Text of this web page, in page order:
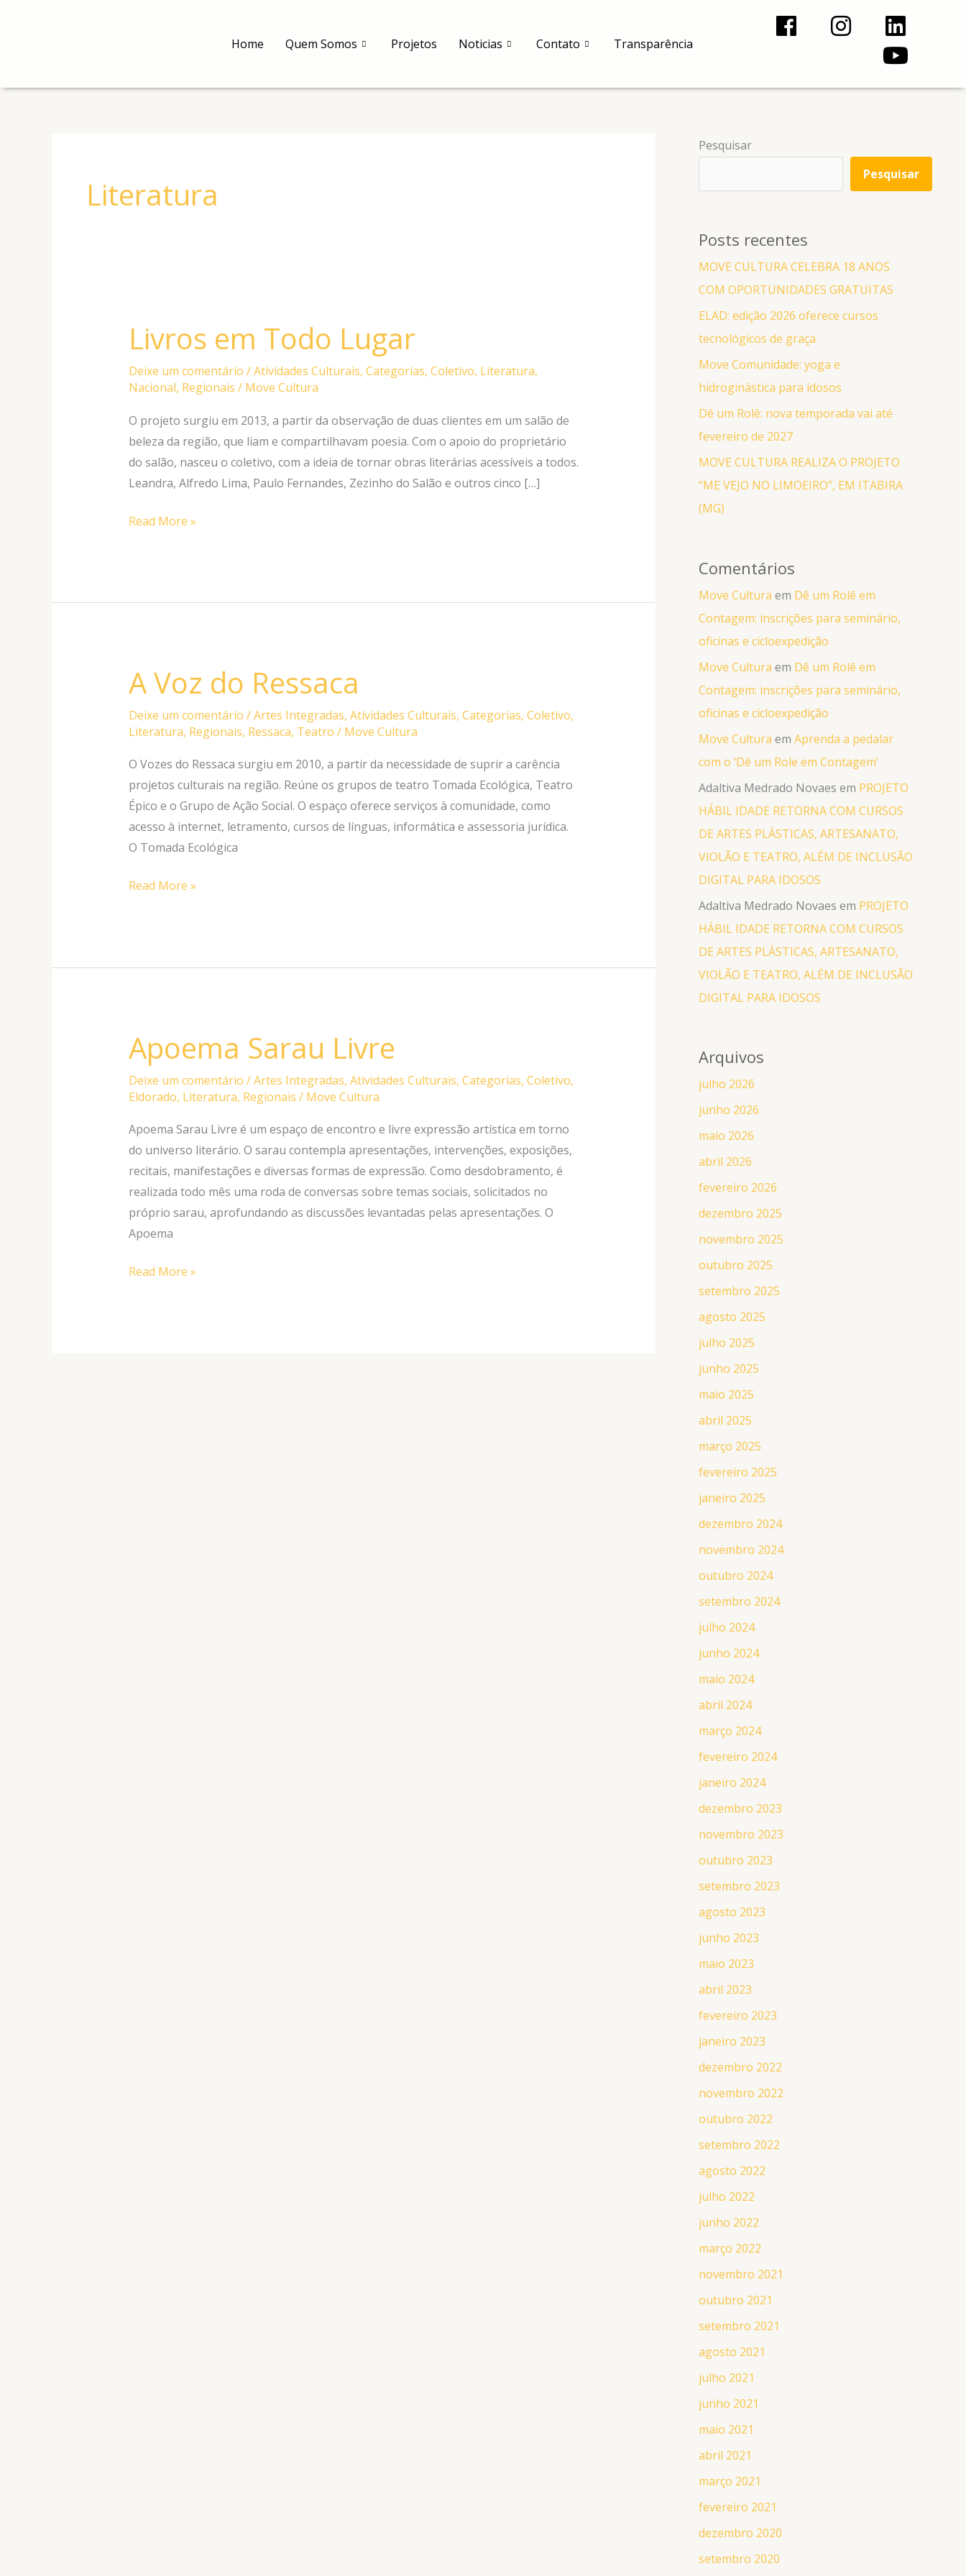
Home Quem Somos Projetos Noticias Contato Transparência
F
e
o
k
I
t
r
a
L
i
n
k
i
n
Y
o
u
t
e
Literatura
Livros em Todo Lugar
Deixe um comentário /Atividades Culturais, Categorias, Coletivo, Literatura,
Nacional, Regionais / Move Cultura
O projeto surgiu em 2013, a partir da observação de duas clientes em um salão de
beleza da região, que liam e compartilhavam poesia. Com o apoio do proprietário
do salão, nasceu o coletivo, com a ideia de tornar obras literárias acessíveis a todos.
Leandra, Alfredo Lima, Paulo Fernandes, Zezinho do Salão e outros cinco […]
Livros
em
Todo
Lugar
Read More »
A Voz do Ressaca
Deixe um comentário /Artes Integradas, Atividades Culturais, Categorias, Coletivo,
Literatura, Regionais, Ressaca, Teatro / Move Cultura
O Vozes do Ressaca surgiu em 2010, a partir da necessidade de suprir a carência
projetos culturais na região. Reúne os grupos de teatro Tomada Ecológica, Teatro
Épico e o Grupo de Ação Social. O espaço oferece serviços à comunidade, como
acesso à internet, letramento, cursos de línguas, informática e assessoria jurídica.
O Tomada Ecológica
A
Voz
do
Ressaca
Read More »
Apoema Sarau Livre
Deixe um comentário /Artes Integradas, Atividades Culturais, Categorias, Coletivo,
Eldorado, Literatura, Regionais / Move Cultura
Apoema Sarau Livre é um espaço de encontro e livre expressão artística em torno
do universo literário. O sarau contempla apresentações, intervenções, exposições,
recitais, manifestações e diversas formas de expressão. Como desdobramento, é
realizada todo mês uma roda de conversas sobre temas sociais, solicitados no
próprio sarau, aprofundando as discussões levantadas pelas apresentações. O
Apoema
Apoema
Sarau
Livre
Read More »
Pesquisar
Pesquisar
Posts recentes
MOVE CULTURA CELEBRA 18 ANOS
COM OPORTUNIDADES GRATUITAS
ELAD: edição 2026 oferece cursos
tecnológicos de graça
Move Comunidade: yoga e
hidroginástica para idosos
Dê um Rolê: nova temporada vai até
fevereiro de 2027
MOVE CULTURA REALIZA O PROJETO
“ME VEJO NO LIMOEIRO”, EM ITABIRA
(MG)
Comentários
Move Cultura em Dê um Rolê em
Contagem: inscrições para seminário,
oficinas e cicloexpedição
Move Cultura em Dê um Rolê em
Contagem: inscrições para seminário,
oficinas e cicloexpedição
Move Cultura em Aprenda a pedalar
com o ‘Dê um Role em Contagem’
Adaltiva Medrado Novaes em PROJETO
HÁBIL IDADE RETORNA COM CURSOS
DE ARTES PLÁSTICAS, ARTESANATO,
VIOLÃO E TEATRO, ALÉM DE INCLUSÃO
DIGITAL PARA IDOSOS
Adaltiva Medrado Novaes em PROJETO
HÁBIL IDADE RETORNA COM CURSOS
DE ARTES PLÁSTICAS, ARTESANATO,
VIOLÃO E TEATRO, ALÉM DE INCLUSÃO
DIGITAL PARA IDOSOS
Arquivos
julho 2026
junho 2026
maio 2026
abril 2026
fevereiro 2026
dezembro 2025
novembro 2025
outubro 2025
setembro 2025
agosto 2025
julho 2025
junho 2025
maio 2025
abril 2025
março 2025
fevereiro 2025
janeiro 2025
dezembro 2024
novembro 2024
outubro 2024
setembro 2024
julho 2024
junho 2024
maio 2024
abril 2024
março 2024
fevereiro 2024
janeiro 2024
dezembro 2023
novembro 2023
outubro 2023
setembro 2023
agosto 2023
junho 2023
maio 2023
abril 2023
fevereiro 2023
janeiro 2023
dezembro 2022
novembro 2022
outubro 2022
setembro 2022
agosto 2022
julho 2022
junho 2022
março 2022
novembro 2021
outubro 2021
setembro 2021
agosto 2021
julho 2021
junho 2021
maio 2021
abril 2021
março 2021
fevereiro 2021
dezembro 2020
setembro 2020